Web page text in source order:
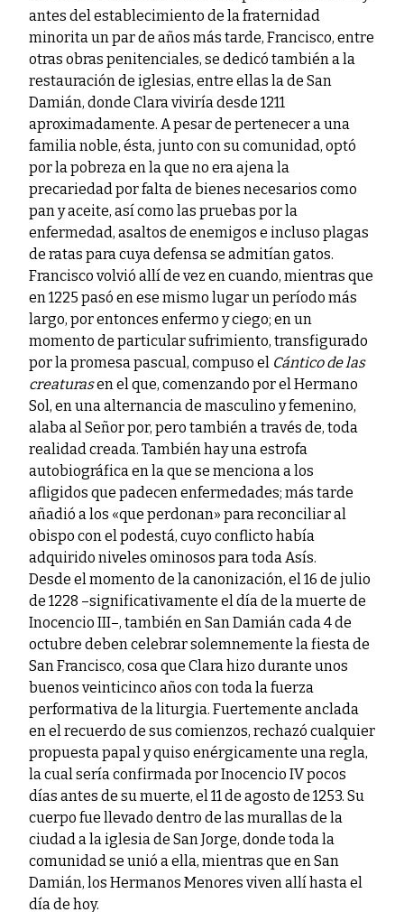
antes del establecimiento de la fraternidad
minorita un par de años más tarde, Francisco, entre
otras obras penitenciales, se dedicó también a la
restauración de iglesias, entre ellas la de San
Damián, donde Clara viviría desde 1211
aproximadamente. A pesar de pertenecer a una
familia noble, ésta, junto con su comunidad, optó
por la pobreza en la que no era ajena la
precariedad por falta de bienes necesarios como
pan y aceite, así como las pruebas por la
enfermedad, asaltos de enemigos e incluso plagas
de ratas para cuya defensa se admitían gatos.
Francisco volvió allí de vez en cuando, mientras que
en 1225 pasó en ese mismo lugar un período más
largo, por entonces enfermo y ciego; en un
momento de particular sufrimiento, transfigurado
por la promesa pascual, compuso el Cántico de las
creaturasen el que, comenzando por el Hermano
Sol, en una alternancia de masculino y femenino,
alaba al Señor por, pero también a través de, toda
realidad creada. También hay una estrofa
autobiográfica en la que se menciona a los
afligidos que padecen enfermedades; más tarde
añadió a los «que perdonan» para reconciliar al
obispo con el podestá, cuyo conflicto había
adquirido niveles ominosos para toda Asís.
Desde el momento de la canonización, el 16 de julio
de 1228 –significativamente el día de la muerte de
Inocencio III–, también en San Damián cada 4 de
octubre deben celebrar solemnemente la fiesta de
San Francisco, cosa que Clara hizo durante unos
buenos veinticinco años con toda la fuerza
performativa de la liturgia. Fuertemente anclada
en el recuerdo de sus comienzos, rechazó cualquier
propuesta papal y quiso enérgicamente una regla,
la cual sería confirmada por Inocencio IV pocos
días antes de su muerte, el 11 de agosto de 1253. Su
cuerpo fue llevado dentro de las murallas de la
ciudad a la iglesia de San Jorge, donde toda la
comunidad se unió a ella, mientras que en San
Damián, los Hermanos Menores viven allí hasta el
día de hoy.